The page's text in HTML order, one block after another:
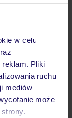
w celu
reklam. Pliki
ruchu
mediów
może